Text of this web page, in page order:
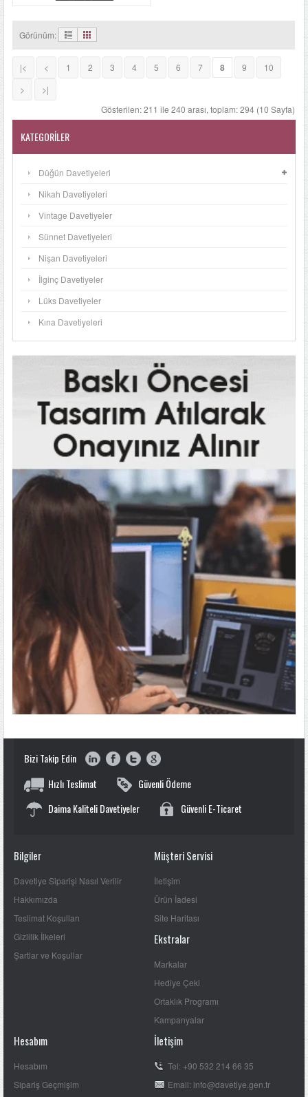
Görünüm:
|< < 1 2 3 4 5 6 7 8 9
10
>
>|
Gösterilen: 211 ile 240 arası, toplam: 294 (10 Sayfa)
KATEGORILER
Düğün Davetiyeleri
Nikah Davetiyeleri
Vintage Davetiyeler
Sünnet Davetiyeleri
Nişan Davetiyeleri
İlginç Davetiyeler
Lüks Davetiyeler
Kına Davetiyeleri
Bizi Takip Edin
Hızlı Teslimat
Güvenli Ödeme
Daima Kaliteli Davetiyeler
Güvenli E-Ticaret
Bilgiler
Davetiye Siparişi Nasıl Verilir
Hakkımızda
Teslimat Koşulları
Gizlilik İlkeleri
Şartlar ve Koşullar
Müşteri Servisi
İletişim
Ürün İadesi
Site Haritası
Ekstralar
Markalar
Hediye Çeki
Ortaklık Programı
Kampanyalar
Hesabım
Hesabım
Sipariş Geçmişim
İletişim
Tel: +90 532 214 66 35
Email: info@davetiye.gen.tr